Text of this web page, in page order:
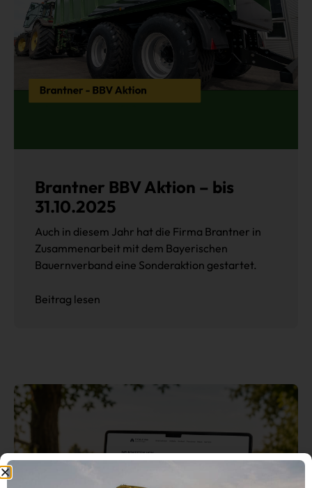
Brantner BBV Aktion – bis
31.10.2025
Auch in diesem Jahr hat die Firma Brantner in
Zusammenarbeit mit dem Bayerischen
Bauernverband eine Sonderaktion gestartet.
Beitrag lesen